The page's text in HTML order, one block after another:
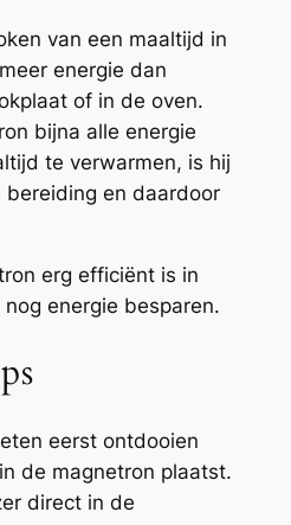
van een maaltijd in
energie dan
of in de oven.
bijna alle energie
te verwarmen, is hij
bereiding en daardoor
erg efficiënt is in
energie besparen.
eerst ontdooien
de magnetron plaatst.
direct in de